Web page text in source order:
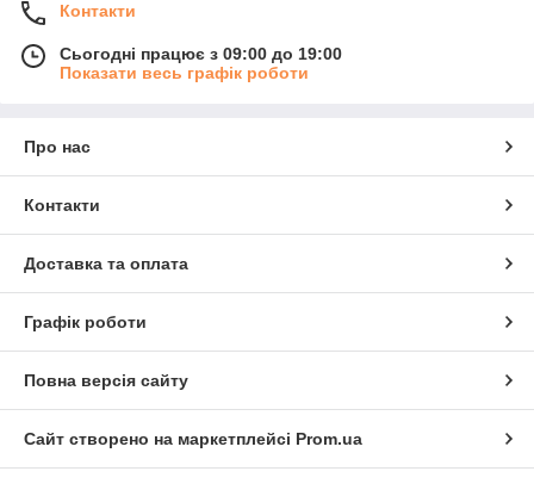
Контакти
Сьогодні працює з 09:00 до 19:00
Показати весь графік роботи
Про нас
Контакти
Доставка та оплата
Графік роботи
Повна версія сайту
Сайт створено на маркетплейсі Prom.ua